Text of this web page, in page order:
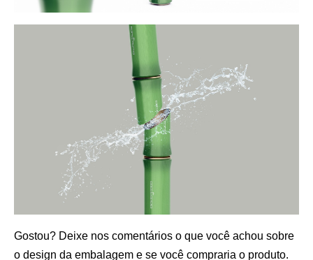
Gostou? Deixe nos comentários o que você achou sobre
o design da embalagem e se você compraria o produto.